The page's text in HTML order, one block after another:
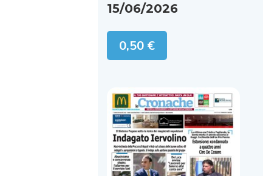
15/06/2026
0,50 €